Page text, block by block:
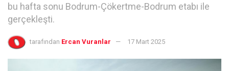
bu hafta sonu Bodrum-Çökertme-Bodrum etabı ile
gerçekleşti.
tarafından Ercan Vuranlar 17 Mart 2025